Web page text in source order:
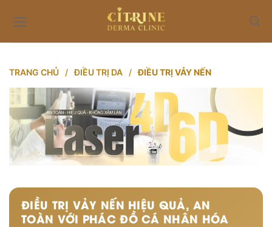
content
TRANG CHỦ / ĐIỀU TRỊ DA / ĐIỀU TRỊ VẢY NẾN
ĐIỀU TRỊ VẢY NẾN HIỆU QUẢ, AN
TOÀN VỚI PHÁC ĐỒ CÁ NHÂN HÓA